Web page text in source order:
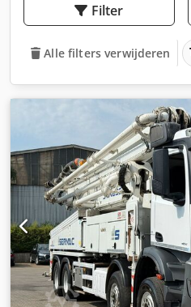
Filter
Alle filters verwijderen